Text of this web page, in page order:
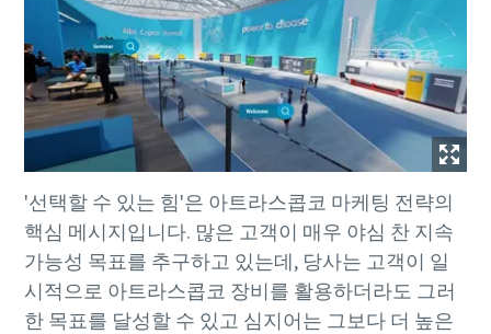
'선택할 수 있는 힘'은 아트라스콥코 마케팅 전략의
핵심 메시지입니다. 많은 고객이 매우 야심 찬 지속
가능성 목표를 추구하고 있는데, 당사는 고객이 일
시적으로 아트라스콥코 장비를 활용하더라도 그러
한 목표를 달성할 수 있고 심지어는 그보다 더 높은